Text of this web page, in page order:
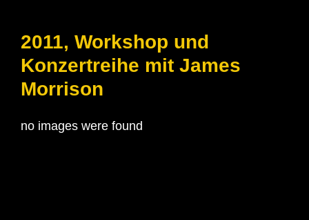
2011, Workshop und
Konzertreihe mit James
Morrison
no images were found